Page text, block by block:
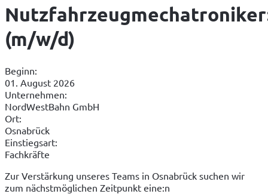
(m/w/d)
Beginn:
01. August 2026
Unternehmen:
NordWestBahn GmbH
Ort:
Osnabrück
Einstiegsart:
Fachkräfte
Zur Verstärkung unseres Teams in Osnabrück suchen wir
zum nächstmöglichen Zeitpunkt eine:n